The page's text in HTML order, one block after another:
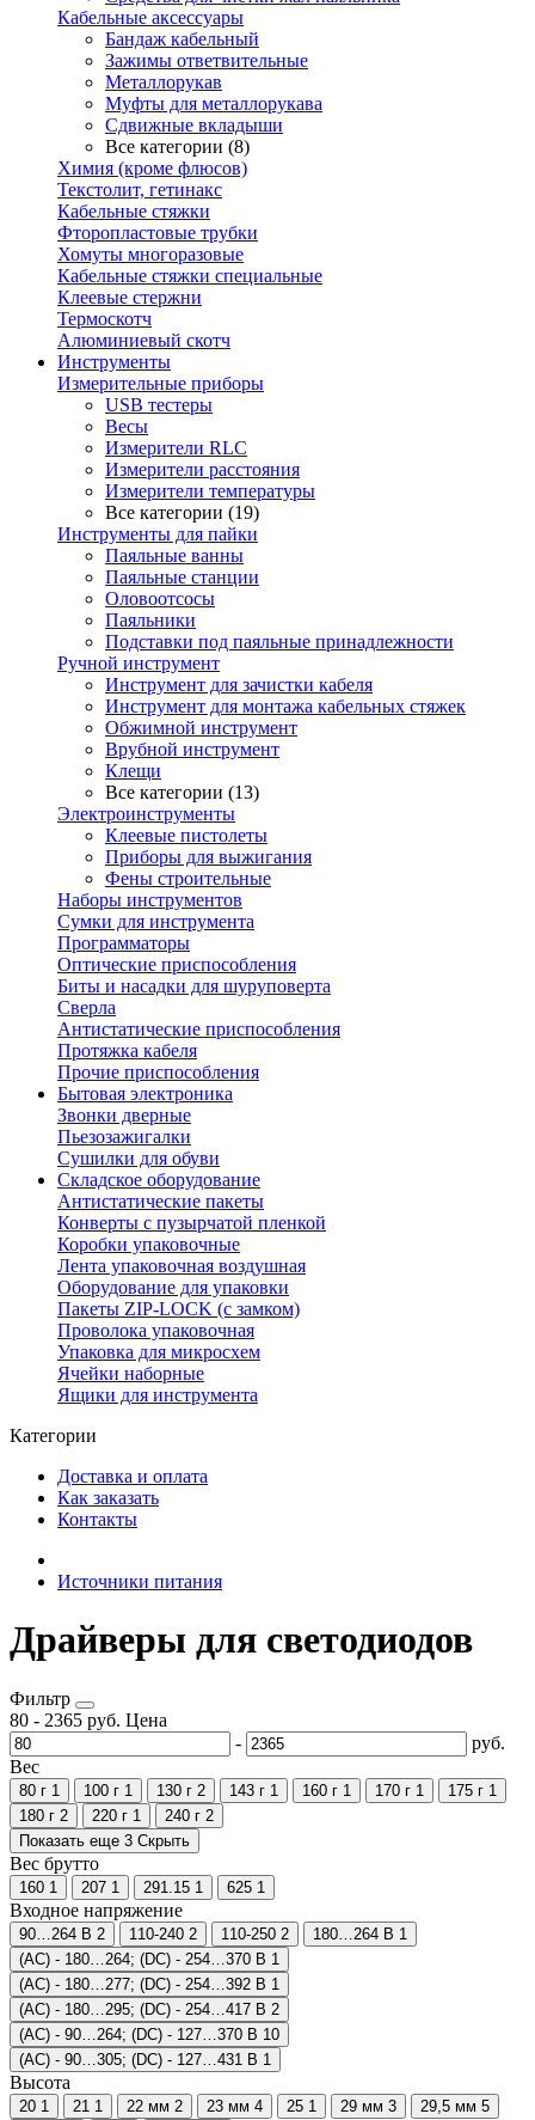
Кабельные аксессуары
Бандаж кабельный
Зажимы ответвительные
Металлорукав
Муфты для металлорукава
Сдвижные вкладыши
Все категории (8)
Химия (кроме флюсов)
Текстолит, гетинакс
Кабельные стяжки
Фторопластовые трубки
Хомуты многоразовые
Кабельные стяжки специальные
Клеевые стержни
Термоскотч
Алюминиевый скотч
Инструменты
Измерительные приборы
USB тестеры
Весы
Измерители RLC
Измерители расстояния
Измерители температуры
Все категории (19)
Инструменты для пайки
Паяльные ванны
Паяльные станции
Оловоотсосы
Паяльники
Подставки под паяльные принадлежности
Ручной инструмент
Инструмент для зачистки кабеля
Инструмент для монтажа кабельных стяжек
Обжимной инструмент
Врубной инструмент
Клещи
Все категории (13)
Электроинструменты
Клеевые пистолеты
Приборы для выжигания
Фены строительные
Наборы инструментов
Сумки для инструмента
Программаторы
Оптические приспособления
Биты и насадки для шуруповерта
Сверла
Антистатические приспособления
Протяжка кабеля
Прочие приспособления
Бытовая электроника
Звонки дверные
Пьезозажигалки
Сушилки для обуви
Складское оборудование
Антистатические пакеты
Конверты с пузырчатой пленкой
Коробки упаковочные
Лента упаковочная воздушная
Оборудование для упаковки
Пакеты ZIP-LOCK (с замком)
Проволока упаковочная
Упаковка для микросхем
Ячейки наборные
Ящики для инструмента
Категории
Доставка и оплата
Как заказать
Контакты
Источники питания
Драйверы для светодиодов
Фильтр
80 - 2365 руб. Цена
-
руб.
Вес
80 г 1 100 г 1 130 г 2 143 г 1 160 г 1 170 г 1 175 г 1
180 г 2 220 г 1 240 г 2
Показать еще 3 Скрыть
Вес брутто
160 1 207 1 291.15 1 625 1
Входное напряжение
90…264 В 2 110-240 2 110-250 2 180…264 В 1
(AC) - 180…264; (DC) - 254…370 В 1
(AC) - 180…277; (DC) - 254…392 В 1
(AC) - 180…295; (DC) - 254…417 В 2
(AC) - 90…264; (DC) - 127…370 В 10
(AC) - 90…305; (DC) - 127…431 В 1
Высота
20 1 21 1 22 мм 2 23 мм 4 25 1 29 мм 3 29,5 мм 5